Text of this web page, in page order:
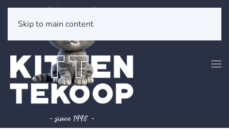
Skip to main content